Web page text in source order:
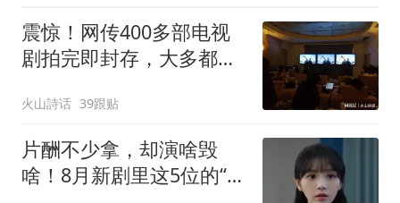
震惊！网传400多部电视
剧拍完即封存，大多都是
水漂，为何迟迟播不了
火山詩话 39跟贴
片酬不少拿，却演啥毁
啥！8月新剧里这5位的“戏